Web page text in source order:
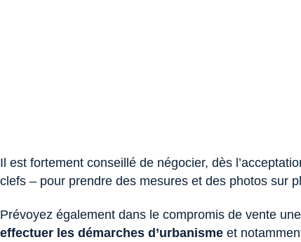
Il est fortement conseillé de négocier, dès
clefs – pour prendre des mesures et des photos sur
Prévoyez également dans le compromis de vente
effectuer les démarches d’urbanisme et